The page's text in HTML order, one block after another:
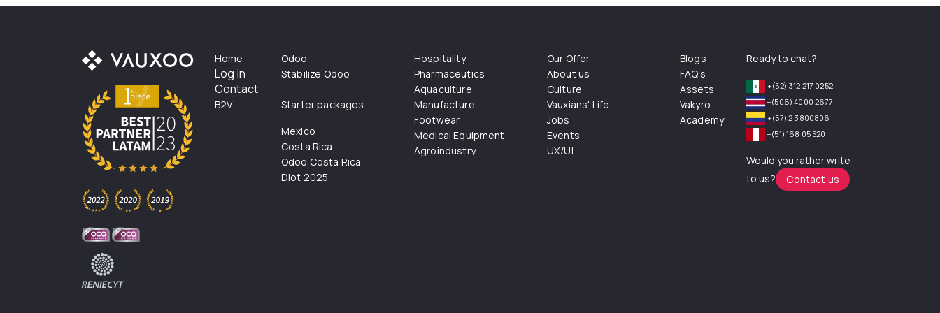
Home
Log in
Contact
B2V
Odoo
Stabilize Odoo
Starter packages
Mexico
Costa Rica
Odoo Costa Rica
Diot 2025
Hospitality
Pharmaceutics
Aquaculture
Manufacture
Footwear
Medical Equipment
Agroindustry
Our Offer
About us
Culture
Vauxians' Life
Jobs
Events
UX/UI
Blogs
FAQ's
Assets
Vakyro
Academy
Ready to chat?
+(52) 312 217 0252
+(506) 4000 2677
+(57) 2 3800806
+(51) 168 05 520
Would you rather write
to us?
Contact us